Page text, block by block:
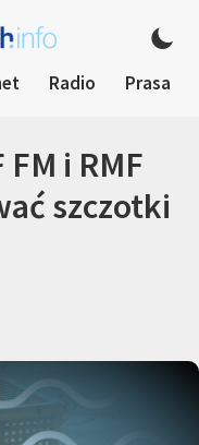
Radio Prasa
i RMF
szczotki